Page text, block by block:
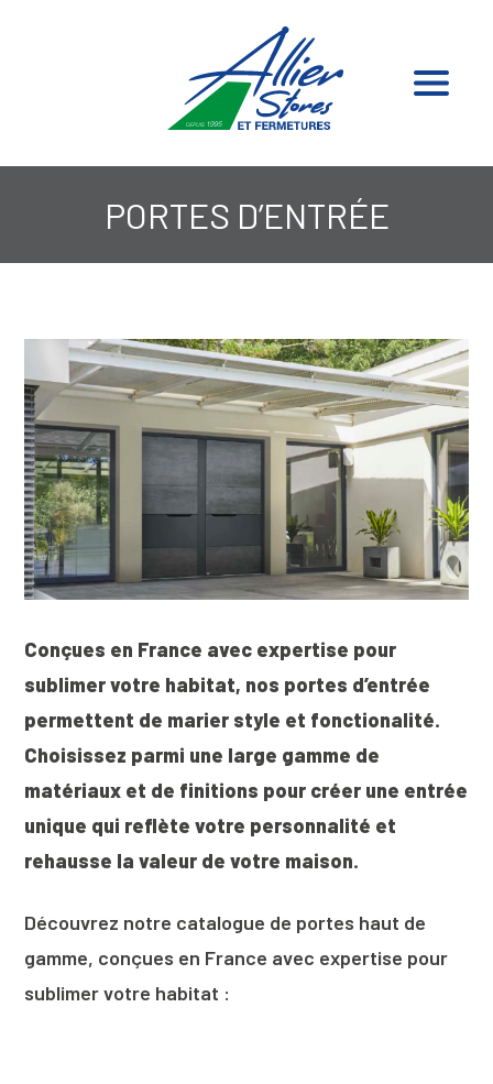
PORTES D’ENTRÉE
Conçues en France avec expertise pour
sublimer votre habitat, nos portes d’entrée
permettent de marier style et fonctionalité.
Choisissez parmi une large gamme de
matériaux et de finitions pour créer une entrée
unique qui reflète votre personnalité et
rehausse la valeur de votre maison.
Découvrez notre catalogue de portes haut de
gamme, conçues en France avec expertise pour
sublimer votre habitat :